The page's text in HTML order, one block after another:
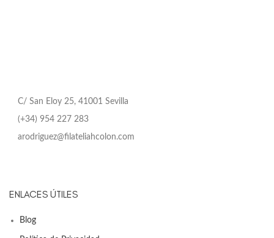
C/ San Eloy 25, 41001 Sevilla
(+34) 954 227 283
arodriguez@filateliahcolon.com
ENLACES ÚTILES
Blog